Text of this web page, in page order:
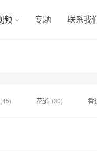
频 专题 联系我
(45) 花道 (30) 香